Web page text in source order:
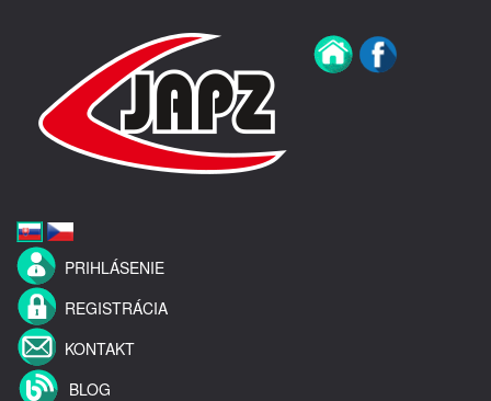
PRIHLÁSENIE
REGISTRÁCIA
KONTAKT
BLOG